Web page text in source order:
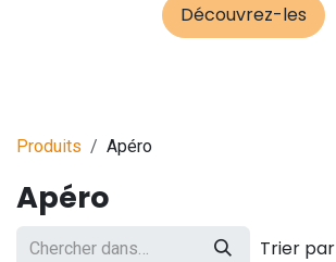
Découvrez-les
Produits Apéro
Apéro
Trier par